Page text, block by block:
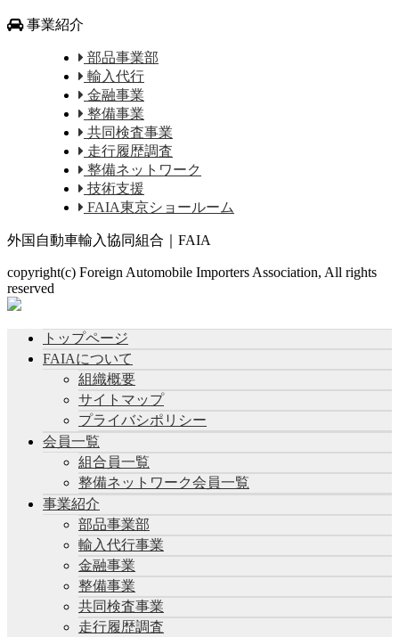
事業紹介
部品事業部
輸入代行
金融事業
整備事業
共同検査事業
走行履歴調査
整備ネットワーク
技術支援
FAIA東京ショールーム
外国自動車輸入協同組合｜FAIA
copyright(c) Foreign Automobile Importers Association, All rights
reserved
トップページ
FAIAについて
組織概要
サイトマップ
プライバシポリシー
会員一覧
組合員一覧
整備ネットワーク会員一覧
事業紹介
部品事業部
輸入代行事業
金融事業
整備事業
共同検査事業
走行履歴調査